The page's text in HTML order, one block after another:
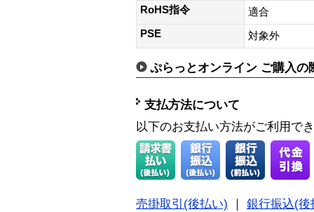
RoHS指令
適合
PSE
対象外
ぷらっとオンライン ご購入の
支払方法について
以下のお支払い方法がご利用で
売掛取引(後払い)
銀行振込(後